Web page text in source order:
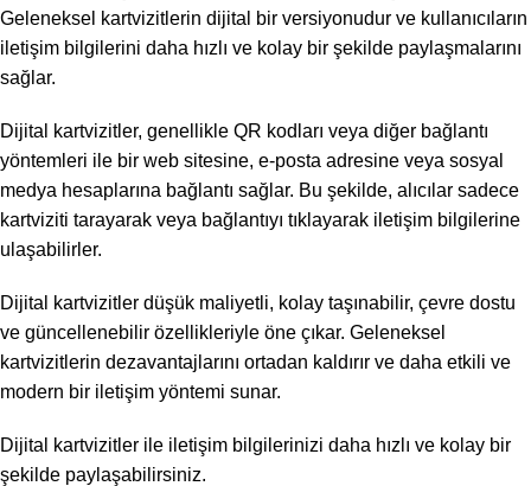
Geleneksel kartvizitlerin dijital bir versiyonudur ve kullanıcıların
iletişim bilgilerini daha hızlı ve kolay bir şekilde paylaşmalarını
sağlar.
Dijital kartvizitler, genellikle QR kodları veya diğer bağlantı
yöntemleri ile bir web sitesine, e-posta adresine veya sosyal
medya hesaplarına bağlantı sağlar. Bu şekilde, alıcılar sadece
kartviziti tarayarak veya bağlantıyı tıklayarak iletişim bilgilerine
ulaşabilirler.
Dijital kartvizitler düşük maliyetli, kolay taşınabilir, çevre dostu
ve güncellenebilir özellikleriyle öne çıkar. Geleneksel
kartvizitlerin dezavantajlarını ortadan kaldırır ve daha etkili ve
modern bir iletişim yöntemi sunar.
Dijital kartvizitler ile iletişim bilgilerinizi daha hızlı ve kolay bir
şekilde paylaşabilirsiniz.